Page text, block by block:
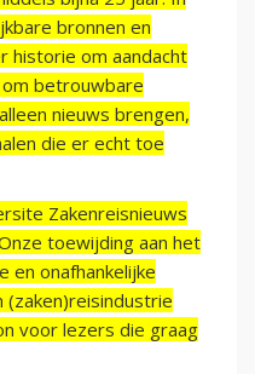
bronnen en
historie om aandacht
betrouwbare
nieuws brengen,
die er echt toe
Zakenreisnieuws
toewijding aan het
en onafhankelijke
voor lezers die graag